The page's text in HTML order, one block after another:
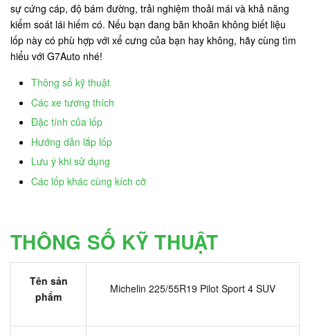
sự cứng cáp, độ bám đường, trải nghiệm thoải mái và khả năng
kiểm soát lái hiếm có. Nếu bạn đang băn khoăn không biết liệu
lốp này có phù hợp với xể cưng của bạn hay không, hãy cùng tìm
hiểu với G7Auto nhé!
Thông số kỹ thuật
Các xe tương thích
Đặc tính của lốp
Hướng dẫn lắp lốp
Lưu ý khi sử dụng
Các lốp khác cùng kích cỡ
THÔNG SỐ KỸ THUẬT
Tên sản
phẩm
Michelin 225/55R19 Pilot Sport 4 SUV